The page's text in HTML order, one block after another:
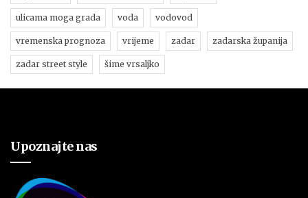
ulicama moga grada voda vodovod
vremenska prognoza vrijeme zadar zadarska županija
zadar street style šime vrsaljko
Upoznajte nas